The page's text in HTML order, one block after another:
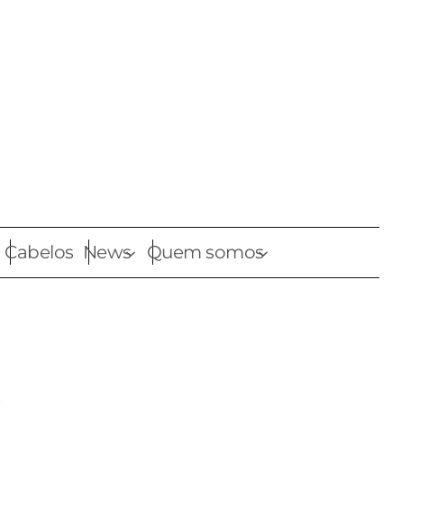
Cabelos News Quem somos